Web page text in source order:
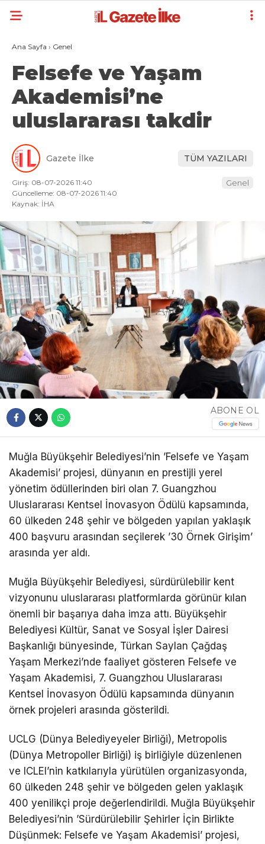
Ana Sayfa › Genel
Felsefe ve Yaşam
Akademisi’ne
uluslararası takdir
Gazete İlke TÜM YAZILARI
Giriş: 08-07-2026 11:40
Güncelleme: 08-07-2026 11:40
Kaynak: İHA
Genel
ABONE OL
Muğla Büyükşehir Belediyesi’nin ’Felsefe ve Yaşam
Akademisi’ projesi, dünyanın en prestijli yerel
yönetim ödüllerinden biri olan 7. Guangzhou
Uluslararası Kentsel İnovasyon Ödülü kapsamında,
60 ülkeden 248 şehir ve bölgeden yapılan yaklaşık
400 başvuru arasından seçilerek ’30 Örnek Girişim’
arasında yer aldı.
Muğla Büyükşehir Belediyesi, sürdürülebilir kent
vizyonunu uluslararası platformlarda görünür kılan
önemli bir başarıya daha imza attı. Büyükşehir
Belediyesi Kültür, Sanat ve Sosyal İşler Dairesi
Başkanlığı bünyesinde, Türkan Saylan Çağdaş
Yaşam Merkezi’nde faaliyet gösteren Felsefe ve
Yaşam Akademisi, 7. Guangzhou Uluslararası
Kentsel İnovasyon Ödülü kapsamında dünyanın
örnek projeleri arasında gösterildi.
UCLG (Dünya Belediyeyeler Birliği), Metropolis
(Dünya Metropoller Birliği) iş birliğiyle düzenlenen
ve ICLEI’nin katkılarıyla yürütülen organizasyonda,
60 ülkeden 248 şehir ve bölgeden gelen yaklaşık
400 yenilikçi proje değerlendirildi. Muğla Büyükşehir
Belediyesi’nin ’Sürdürülebilir Şehirler İçin Birlikte
Düşünmek: Felsefe ve Yaşam Akademisi’ projesi,